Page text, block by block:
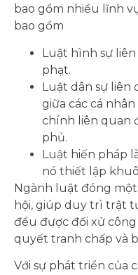
bao gồm nhiều lĩnh
bao gồm
Luật hình sự
phạt.
Luật dân sự liên
giữa các cá
chính liên quan
phủ.
Luật hiến pháp
nó thiết lập
Ngành luật đóng
hội, giúp duy trì trật
đều được đối xử
quyết tranh chấp và
Với sự phát triển của